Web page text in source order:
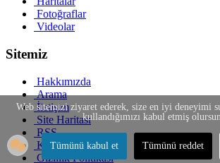
Fotoğraflar
Videolar
Sitemiz
Hakkımızda
Arama
İletişim
Site Haritası
RSS
Kullanım Şartları
Gizlilik Politikası
Web sitemizi ziyaret ederek, size en iyi deneyimi
kullandığımızı kabul etmiş
Tümünü kabul et Tümünü reddet